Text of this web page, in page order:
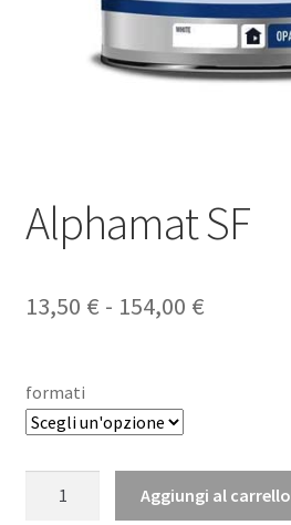
Alphamat SF
13,50 € - 154,00 €Fascia
13,50 €
a
formati
Aggiungi al carrello